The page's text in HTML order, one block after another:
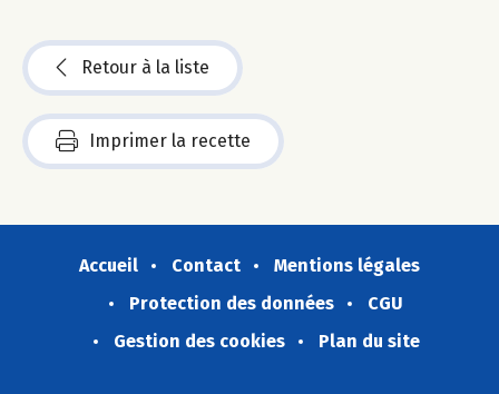
Retour à la liste
Imprimer la recette
Accueil Contact
Mentions légales
Protection des données
CGU
Gestion des cookies
Plan du site